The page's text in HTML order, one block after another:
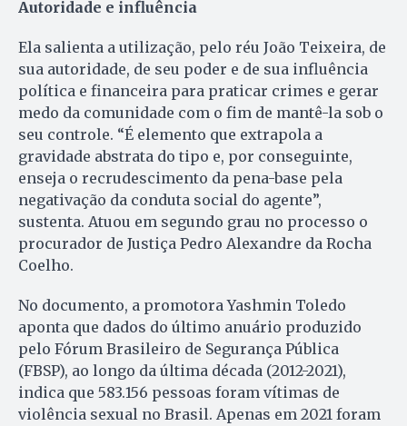
Autoridade e influência
Ela salienta a utilização, pelo réu João Teixeira, de
sua autoridade, de seu poder e de sua influência
política e financeira para praticar crimes e gerar
medo da comunidade com o fim de mantê-la sob o
seu controle. “É elemento que extrapola a
gravidade abstrata do tipo e, por conseguinte,
enseja o recrudescimento da pena-base pela
negativação da conduta social do agente”,
sustenta. Atuou em segundo grau no processo o
procurador de Justiça Pedro Alexandre da Rocha
Coelho.
No documento, a promotora Yashmin Toledo
aponta que dados do último anuário produzido
pelo Fórum Brasileiro de Segurança Pública
(FBSP), ao longo da última década (2012-2021),
indica que 583.156 pessoas foram vítimas de
violência sexual no Brasil. Apenas em 2021 foram